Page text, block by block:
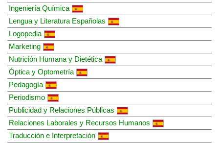
Ingeniería Química
Lengua y Literatura Españolas
Logopedia
Marketing
Nutrición Humana y Dietética
Óptica y Optometría
Pedagogía
Periodismo
Publicidad y Relaciones Públicas
Relaciones Laborales y Recursos Humanos
Traducción e Interpretación